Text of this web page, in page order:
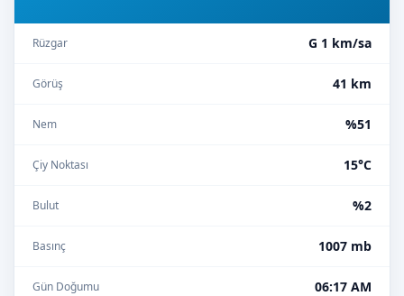
Rüzgar G 1 km/sa
Görüş 41 km
Nem %51
Çiy Noktası 15°C
Bulut %2
Basınç 1007 mb
Gün Doğumu 06:17 AM